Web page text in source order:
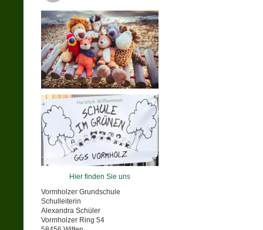
Hier finden Sie uns
Vormholzer Grundschule
Schulleiterin
Alexandra Schüler
Vormholzer Ring 54